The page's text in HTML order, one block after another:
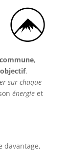
,
objectif.
sur chaque
énergieet
davantage,